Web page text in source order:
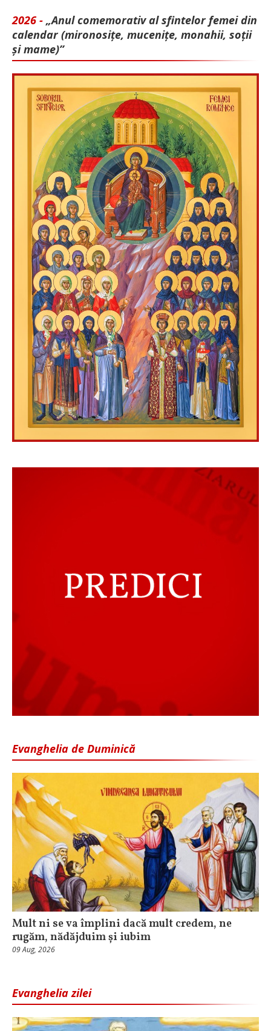
2026 - „Anul comemorativ al sfintelor femei din
calendar (mironosițe, mu­cenițe, monahii, soții
și mame)”
Evanghelia de Duminică
Mult ni se va împlini dacă mult credem, ne
rugăm, nădăjduim și iubim
09 Aug, 2026
Evanghelia zilei